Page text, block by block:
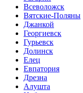
Всеволожск
Вятские-Поляны
Джанкой
Георгиевск
Гурьевск
Долинск
Елец
Евпатория
Дрезна
Алушта